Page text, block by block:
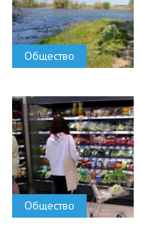
Общество
Общество